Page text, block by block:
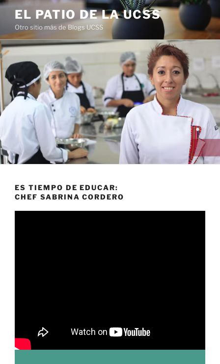
Saltar
contenido
EL PATIO DE LA UCSS
Otro sitio más de Blogs UCSS
ES TIEMPO DE EDUCAR:
CHEF SABRINA CORDERO